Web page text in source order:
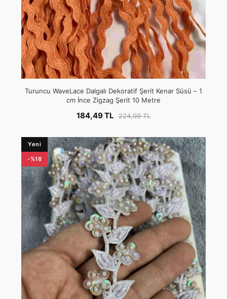
Turuncu WaveLace Dalgalı Dekoratif Şerit Kenar Süsü – 1
cm İnce Zigzag Şerit 10 Metre
184,49 TL 224,99 TL
Yeni
-%18